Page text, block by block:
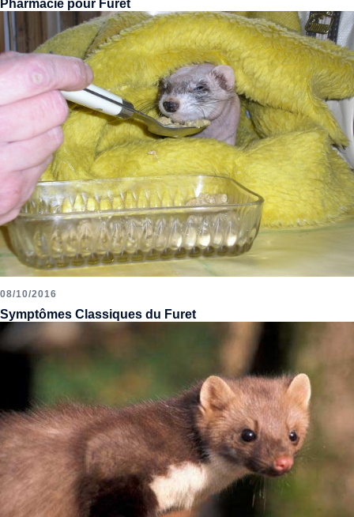
Pharmacie pour Furet
08/10/2016
Symptômes Classiques du Furet